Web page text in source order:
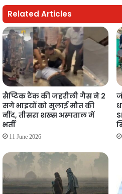
Related Articles
सैप्टिक टैंक की जहरीली गैस ने 2
सगे भाइयों को सुलाई मौत की
नींद, तीसरा शख्स अस्पताल में
भर्ती
11 June 2026